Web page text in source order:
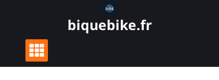
biquebike.fr